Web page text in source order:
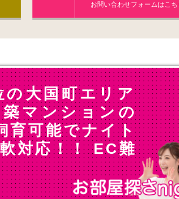
お問い合わせフォームはこち
の大国町エリア
マンションの
育可能でナイト
対応！！ EC難